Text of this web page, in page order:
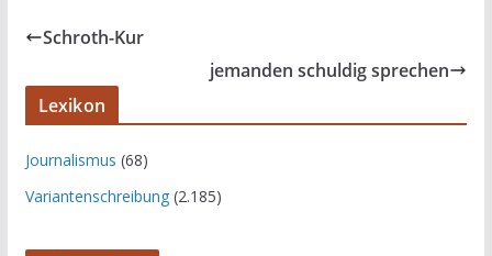
Schroth-Kur
jemanden schuldig sprechen
Lexikon
Journalismus (68)
Variantenschreibung(2.185)